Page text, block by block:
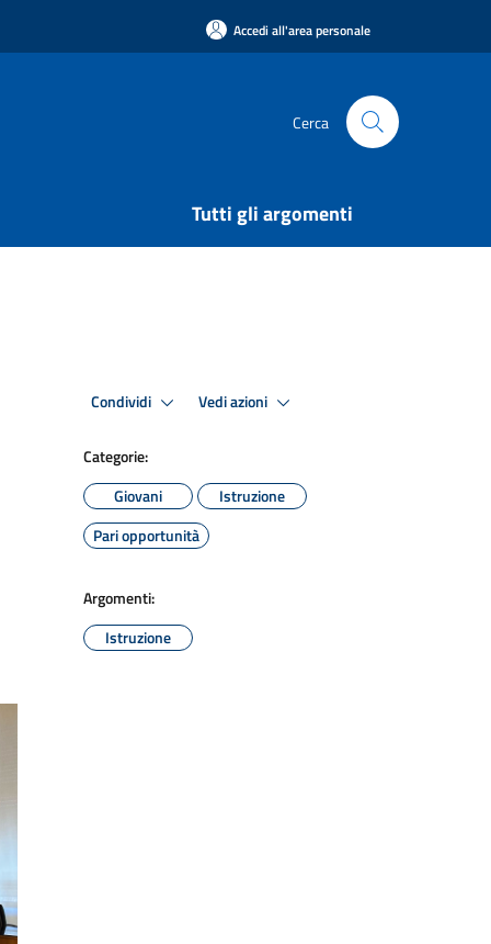
Accedi all'area personale
Cerca
Tutti gli argomenti
Condividi Vedi azioni
Categorie:
Giovani
Istruzione
Pari opportunità
Argomenti:
Istruzione